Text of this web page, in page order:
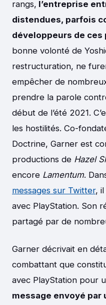
rangs, l’entreprise
distendues, parfois
développeurs de
bonne volonté de
restructuration, ne
empêcher de
prendre la parole
début de l’été 2021.
les hostilités. Co-
Doctrine, Garner est
productions de Hazel
encore Lamentum.
messages sur Twitter,
avec PlayStation. Son
partagé par de
Garner décrivait en
combattant que
avec PlayStation pour
message envoyé